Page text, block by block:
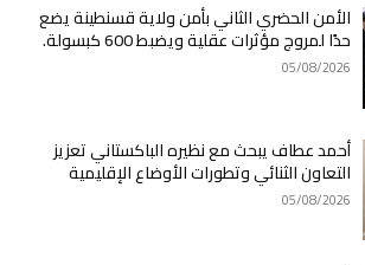
الأمن الحضري الثاني بأمن ولاية قسنطينة يضع
حدًا لمروج مؤثرات عقلية ويضبط 600 كبسولة.
05/08/2026
أحمد عطاف يبحث مع نظيره الباكستاني تعزيز
التعاون الثنائي وتطورات الأوضاع الإقليمية
05/08/2026